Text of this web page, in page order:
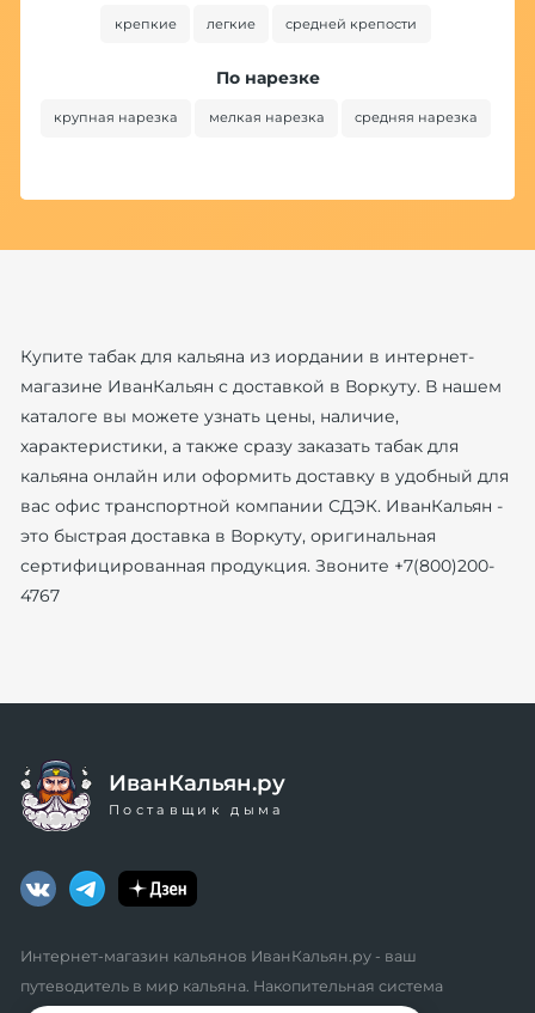
крепкие легкие средней крепости
По нарезке
крупная нарезка мелкая нарезка средняя нарезка
Купите табак для кальяна из иордании в интернет-
магазине ИванКальян с доставкой в Воркуту. В нашем
каталоге вы можете узнать цены, наличие,
характеристики, а также сразу заказать табак для
кальяна онлайн или оформить доставку в удобный для
вас офис транспортной компании СДЭК. ИванКальян -
это быстрая доставка в Воркуту, оригинальная
сертифицированная продукция. Звоните +7(800)200-
4767
ИванКальян.ру
Поставщик дыма
Интернет-магазин кальянов ИванКальян.ру - ваш
путеводитель в мир кальяна. Накопительная система